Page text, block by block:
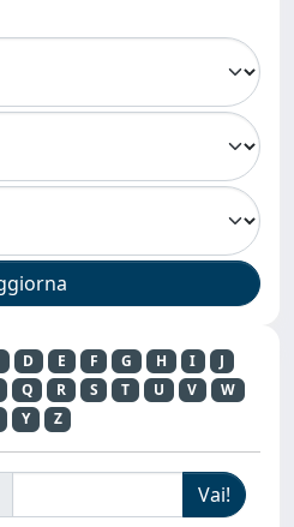
D E F G H I
J
Q R S T U V
W
Y Z